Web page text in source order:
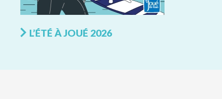
L’ÉTÉ À JOUÉ 2026